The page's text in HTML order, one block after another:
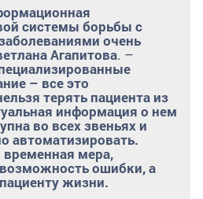
системы борьбы с
очень
Агапитова. –
– все это
терять пациента из
информация о нем
во всех звеньях и
автоматизировать.
мера,
ошибки, а
жизни.